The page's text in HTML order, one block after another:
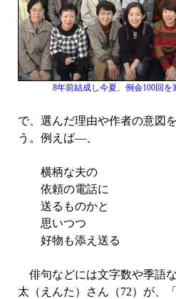
8年前結成し今夏、例会100回を
で、選んだ理由や作者の意図
う。例えば—、
横柄な夫の
依頼の電話に
送るものかと
思いつつ
好物も添え送る
俳句などには文字数や季語
太（えんた）さん（72）が、